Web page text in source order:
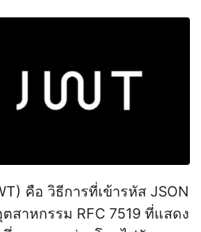
คือ วิธีการที่เข้ารหัส JSON
สาหกรรม RFC 7519 ที่แสดง